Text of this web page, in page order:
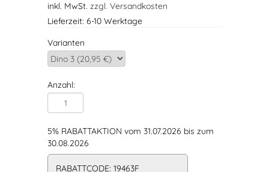
inkl. MwSt. zzgl. Versandkosten
Lieferzeit: 6-10 Werktage
Varianten
Anzahl:
5% RABATTAKTION vom 31.07.2026 bis zum
30.08.2026
RABATTCODE: 19463F